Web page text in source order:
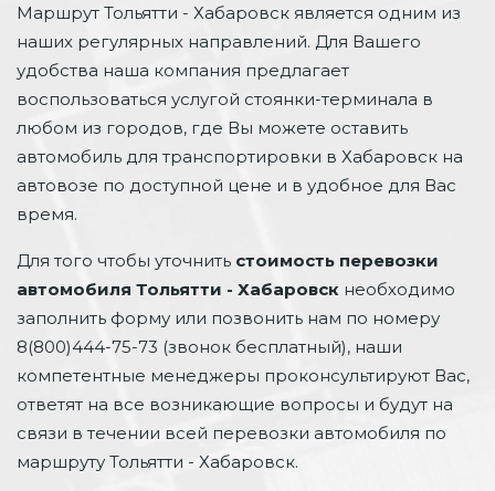
Маршрут Тольятти - Хабаровск является одним из
наших регулярных направлений. Для Вашего
удобства наша компания предлагает
воспользоваться услугой стоянки-терминала в
любом из городов, где Вы можете оставить
автомобиль для транспортировки в Хабаровск на
автовозе по доступной цене и в удобное для Вас
время.
Для того чтобы уточнить стоимость перевозки
автомобиля Тольятти - Хабаровск необходимо
заполнить форму или позвонить нам по номеру
8(800)444-75-73 (звонок бесплатный), наши
компетентные менеджеры проконсультируют Вас,
ответят на все возникающие вопросы и будут на
связи в течении всей перевозки автомобиля по
маршруту Тольятти - Хабаровск.